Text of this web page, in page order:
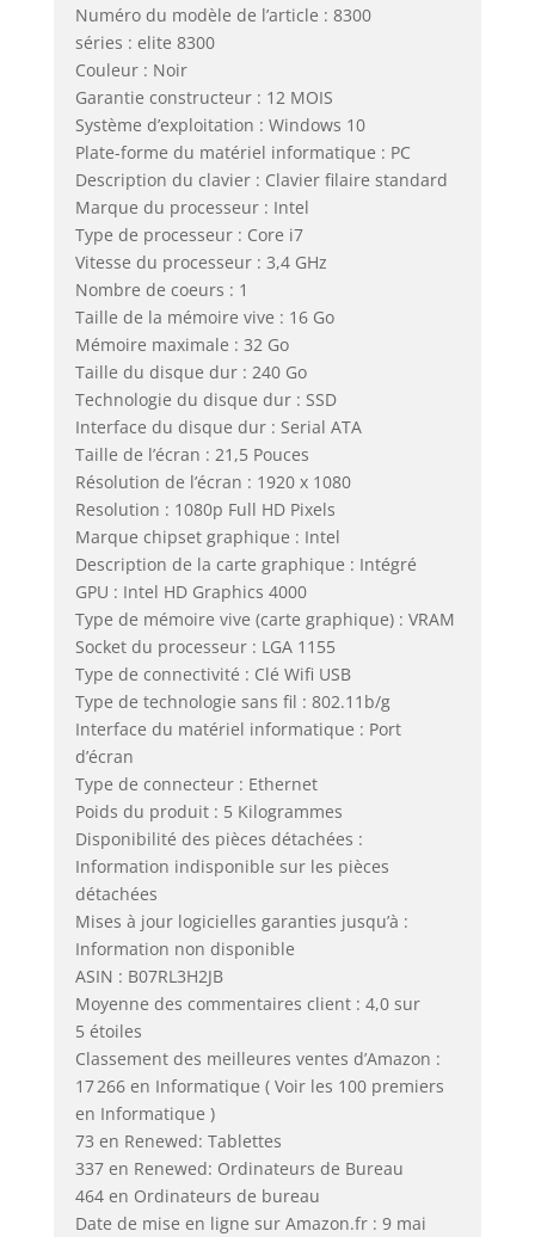
Numéro du modèle de l’article : 8300
séries : elite 8300
Couleur : Noir
Garantie constructeur : 12 MOIS
Système d’exploitation : Windows 10
Plate-forme du matériel informatique : PC
Description du clavier : Clavier filaire standard
Marque du processeur : Intel
Type de processeur : Core i7
Vitesse du processeur : 3,4 GHz
Nombre de coeurs : 1
Taille de la mémoire vive : 16 Go
Mémoire maximale : 32 Go
Taille du disque dur : 240 Go
Technologie du disque dur : SSD
Interface du disque dur : Serial ATA
Taille de l’écran : 21,5 Pouces
Résolution de l’écran : 1920 x 1080
Resolution : 1080p Full HD Pixels
Marque chipset graphique : Intel
Description de la carte graphique : Intégré
GPU : Intel HD Graphics 4000
Type de mémoire vive (carte graphique) : VRAM
Socket du processeur : LGA 1155
Type de connectivité : Clé Wifi USB
Type de technologie sans fil : 802.11b/g
Interface du matériel informatique : Port
d’écran
Type de connecteur : Ethernet
Poids du produit : 5 Kilogrammes
Disponibilité des pièces détachées :
Information indisponible sur les pièces
détachées
Mises à jour logicielles garanties jusqu’à :
Information non disponible
ASIN : B07RL3H2JB
Moyenne des commentaires client : 4,0 sur
5 étoiles
Classement des meilleures ventes d’Amazon :
17 266 en Informatique ( Voir les 100 premiers
en Informatique )
73 en Renewed: Tablettes
337 en Renewed: Ordinateurs de Bureau
464 en Ordinateurs de bureau
Date de mise en ligne sur Amazon.fr : 9 mai